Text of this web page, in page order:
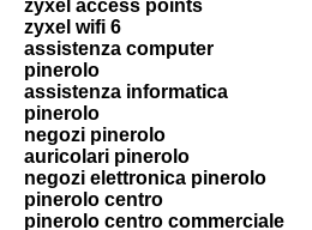
zyxel access points
zyxel wifi 6
assistenza computer
pinerolo
assistenza informatica
pinerolo
negozi pinerolo
auricolari pinerolo
negozi elettronica pinerolo
pinerolo centro
pinerolo centro commerciale